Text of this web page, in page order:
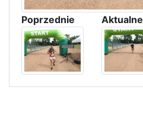
Poprzednie Aktualne